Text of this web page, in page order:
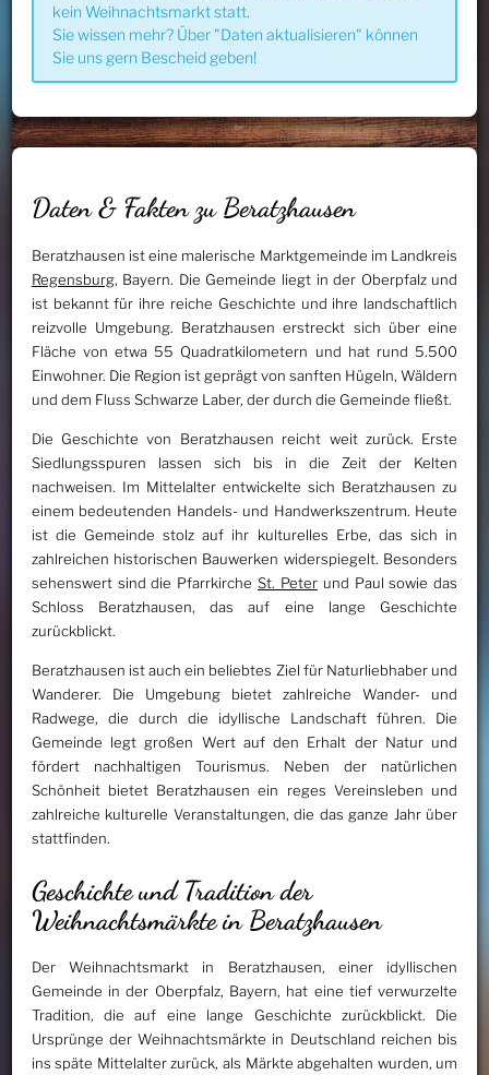
kein Weihnachtsmarkt statt.
Sie wissen mehr? Über "Daten aktualisieren" können
Sie uns gern Bescheid geben!
Daten & Fakten zu Beratzhausen
Beratzhausen ist eine malerische Marktgemeinde im Landkreis
Regensburg, Bayern. Die Gemeinde liegt in der Oberpfalz und
ist bekannt für ihre reiche Geschichte und ihre landschaftlich
reizvolle Umgebung. Beratzhausen erstreckt sich über eine
Fläche von etwa 55 Quadratkilometern und hat rund 5.500
Einwohner. Die Region ist geprägt von sanften Hügeln, Wäldern
und dem Fluss Schwarze Laber, der durch die Gemeinde fließt.
Die Geschichte von Beratzhausen reicht weit zurück. Erste
Siedlungsspuren lassen sich bis in die Zeit der Kelten
nachweisen. Im Mittelalter entwickelte sich Beratzhausen zu
einem bedeutenden Handels- und Handwerkszentrum. Heute
ist die Gemeinde stolz auf ihr kulturelles Erbe, das sich in
zahlreichen historischen Bauwerken widerspiegelt. Besonders
sehenswert sind die PfarrkircheSt. Peterund Paul sowie das
Schloss Beratzhausen, das auf eine lange Geschichte
zurückblickt.
Beratzhausen ist auch ein beliebtes Ziel für Naturliebhaber und
Wanderer. Die Umgebung bietet zahlreiche Wander- und
Radwege, die durch die idyllische Landschaft führen. Die
Gemeinde legt großen Wert auf den Erhalt der Natur und
fördert nachhaltigen Tourismus. Neben der natürlichen
Schönheit bietet Beratzhausen ein reges Vereinsleben und
zahlreiche kulturelle Veranstaltungen, die das ganze Jahr über
stattfinden.
Geschichte und Tradition der
Weihnachtsmärkte in Beratzhausen
Der Weihnachtsmarkt in Beratzhausen, einer idyllischen
Gemeinde in der Oberpfalz, Bayern, hat eine tief verwurzelte
Tradition, die auf eine lange Geschichte zurückblickt. Die
Ursprünge der Weihnachtsmärkte in Deutschland reichen bis
ins späte Mittelalter zurück, als Märkte abgehalten wurden, um